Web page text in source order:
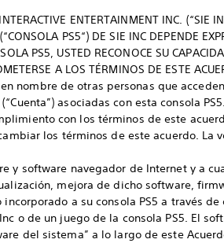
ENTERTAINMENT INC. (“SIE
PS5“) DE SIE INC DEPENDE
PS5, USTED RECONOCE SU
A LOS TÉRMINOS DE ESTE
nombre de otras personas que
asociadas con esta consola
con los términos de este
los términos de este acuerdo. La
y software navegador de Internet y a
mejora de dicho software,
a su consola PS5 a través
o de un juego de la consola PS5. El
del sistema” a lo largo de este